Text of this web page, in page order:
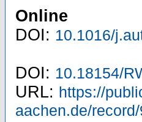
Online
DOI: 10.1016/
DOI: 10.18154/
URL: https://
aachen.de/